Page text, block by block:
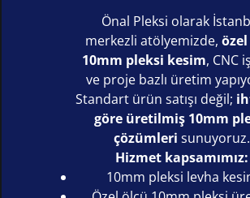
Önal Pleksi olarak
merkezli atölyemizde,
10mm pleksi kesim, CNC
ve proje bazlı üretim
Standart ürün satışı değil;
göre üretilmiş 10mm
çözümleri sunuyoruz.
Hizmet kapsamımız:
10mm pleksi levha